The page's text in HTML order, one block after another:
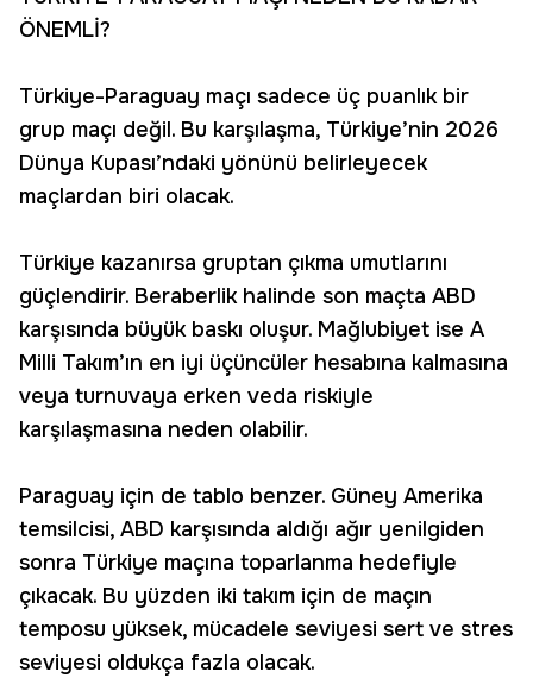
ÖNEMLİ?
Türkiye-Paraguay maçı sadece üç puanlık bir
grup maçı değil. Bu karşılaşma, Türkiye’nin 2026
Dünya Kupası’ndaki yönünü belirleyecek
maçlardan biri olacak.
Türkiye kazanırsa gruptan çıkma umutlarını
güçlendirir. Beraberlik halinde son maçta ABD
karşısında büyük baskı oluşur. Mağlubiyet ise A
Milli Takım’ın en iyi üçüncüler hesabına kalmasına
veya turnuvaya erken veda riskiyle
karşılaşmasına neden olabilir.
Paraguay için de tablo benzer. Güney Amerika
temsilcisi, ABD karşısında aldığı ağır yenilgiden
sonra Türkiye maçına toparlanma hedefiyle
çıkacak. Bu yüzden iki takım için de maçın
temposu yüksek, mücadele seviyesi sert ve stres
seviyesi oldukça fazla olacak.